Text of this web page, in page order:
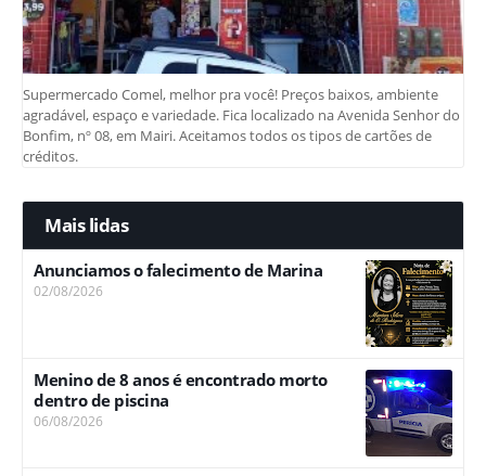
Supermercado Comel, melhor pra você! Preços baixos, ambiente
agradável, espaço e variedade. Fica localizado na Avenida Senhor do
Bonfim, nº 08, em Mairi. Aceitamos todos os tipos de cartões de
créditos.
Mais lidas
Anunciamos o falecimento de Marina
02/08/2026
Menino de 8 anos é encontrado morto
dentro de piscina
06/08/2026